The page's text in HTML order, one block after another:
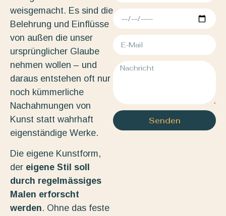
weisgemacht. Es sind die
Belehrung und Einflüsse
von außen die unser
ursprünglicher Glaube
nehmen wollen – und
daraus entstehen oft nur
noch kümmerliche
Nachahmungen von
Kunst statt wahrhaft
eigenständige Werke.
Die eigene Kunstform,
der eigene Stil soll
durch regelmässiges
Malen erforscht
werden. Ohne das feste
Senden